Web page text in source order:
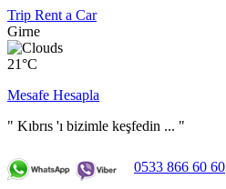
Trip Rent a Car
Girne
21°C
Mesafe Hesapla
" Kıbrıs 'ı bizimle keşfedin ... "
0533 866 60 60